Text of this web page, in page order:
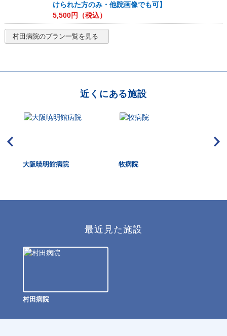
けられた方のみ・他院画像でも可】
5,500円（税込）
村田病院のプラン一覧を見る
近くにある施設
大阪暁明館病院 牧病院
最近見た施設
村田病院